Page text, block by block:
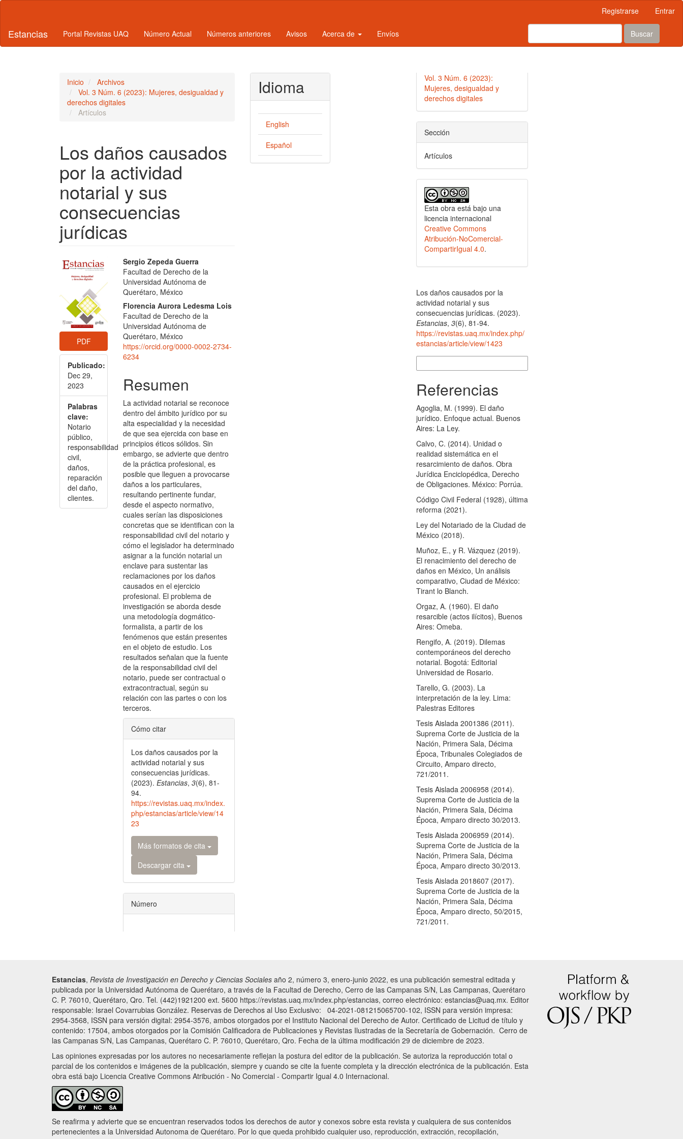
principal
Barra
Registrarse Entrar
Estancias Portal Revistas UAQ Número Actual Números anteriores Avisos Acerca de Envíos Buscar
Inicio
Archivos
Vol. 3 Núm. 6 (2023): Mujeres, desigualdad y
derechos digitales
Artículos
Los daños causados
por la actividad
notarial y sus
consecuencias
jurídicas
Barra
lateral
del
artículo
PDF
Publicado:
Dec 29,
2023
Palabras
clave:
Notario
público,
responsabilidad
civil,
daños,
reparación
del daño,
clientes.
Contenido
principal
del
artículo
Sergio Zepeda Guerra
Facultad de Derecho de la
Universidad Autónoma de
Querétaro, México
Florencia Aurora Ledesma Lois
Facultad de Derecho de la
Universidad Autónoma de
Querétaro, México
https://orcid.org/0000-0002-2734-
6234
Resumen
La actividad notarial se reconoce
dentro del ámbito jurídico por su
alta especialidad y la necesidad
de que sea ejercida con base en
principios éticos sólidos. Sin
embargo, se advierte que dentro
de la práctica profesional, es
posible que lleguen a provocarse
daños a los particulares,
resultando pertinente fundar,
desde el aspecto normativo,
cuales serían las disposiciones
concretas que se identifican con la
responsabilidad civil del notario y
cómo el legislador ha determinado
asignar a la función notarial un
enclave para sustentar las
reclamaciones por los daños
causados en el ejercicio
profesional. El problema de
investigación se aborda desde
una metodología dogmático-
formalista, a partir de los
fenómenos que están presentes
en el objeto de estudio. Los
resultados señalan que la fuente
de la responsabilidad civil del
notario, puede ser contractual o
extracontractual, según su
relación con las partes o con los
terceros.
Detalles
del
artículo
Cómo citar
Los daños causados por la
actividad notarial y sus
consecuencias jurídicas.
(2023).Estancias,3(6), 81-
94.
https://revistas.uaq.mx/index.
php/estancias/article/view/14
23
Más formatos de cita
Descargar cita
Número
Vol. 3 Núm. 6 (2023):
Mujeres, desigualdad y
derechos digitales
Sección
Artículos
Esta obra está bajo una
licencia internacional
Creative Commons
Atribución-NoComercial-
CompartirIgual 4.0.
Los daños causados por la
actividad notarial y sus
consecuencias jurídicas. (2023).
Estancias,3(6), 81-94.
https://revistas.uaq.mx/index.php/
estancias/article/view/1423
Referencias
Agoglia, M. (1999). El daño
jurídico. Enfoque actual. Buenos
Aires: La Ley.
Calvo, C. (2014). Unidad o
realidad sistemática en el
resarcimiento de daños. Obra
Jurídica Enciclopédica, Derecho
de Obligaciones. México: Porrúa.
Código Civil Federal (1928), última
reforma (2021).
Ley del Notariado de la Ciudad de
México (2018).
Muñoz, E., y R. Vázquez (2019).
El renacimiento del derecho de
daños en México, Un análisis
comparativo, Ciudad de México:
Tirant lo Blanch.
Orgaz, A. (1960). El daño
resarcible (actos ilícitos), Buenos
Aires: Omeba.
Rengifo, A. (2019). Dilemas
contemporáneos del derecho
notarial. Bogotá: Editorial
Universidad de Rosario.
Tarello, G. (2003). La
interpretación de la ley. Lima:
Palestras Editores
Tesis Aislada 2001386 (2011).
Suprema Corte de Justicia de la
Nación, Primera Sala, Décima
Época, Tribunales Colegiados de
Circuito, Amparo directo,
721/2011.
Tesis Aislada 2006958 (2014).
Suprema Corte de Justicia de la
Nación, Primera Sala, Décima
Época, Amparo directo 30/2013.
Tesis Aislada 2006959 (2014).
Suprema Corte de Justicia de la
Nación, Primera Sala, Décima
Época, Amparo directo 30/2013.
Tesis Aislada 2018607 (2017).
Suprema Corte de Justicia de la
Nación, Primera Sala, Décima
Época, Amparo directo, 50/2015,
721/2011.
Idioma
English
Español
Estancias, Revista de Investigación en Derecho y Ciencias Sociales año 2, número 3, enero-junio 2022, es una publicación semestral editada y
publicada por la Universidad Autónoma de Querétaro, a través de la Facultad de Derecho, Cerro de las Campanas S/N, Las Campanas, Querétaro
C. P. 76010, Querétaro, Qro. Tel. (442)1921200 ext. 5600 https://revistas.uaq.mx/index.php/estancias, correo electrónico: estancias@uaq.mx. Editor
responsable: Israel Covarrubias González. Reservas de Derechos al Uso Exclusivo: 04-2021-081215065700-102, ISSN para versión impresa:
2954-3568, ISSN para versión digital: 2954-3576, ambos otorgados por el Instituto Nacional del Derecho de Autor. Certificado de Licitud de título y
contenido: 17504, ambos otorgados por la Comisión Calificadora de Publicaciones y Revistas Ilustradas de la Secretaría de Gobernación. Cerro de
las Campanas S/N, Las Campanas, Querétaro C. P. 76010, Querétaro, Qro. Fecha de la última modificación 29 de diciembre de 2023.
Las opiniones expresadas por los autores no necesariamente reflejan la postura del editor de la publicación. Se autoriza la reproducción total o
parcial de los contenidos e imágenes de la publicación, siempre y cuando se cite la fuente completa y la dirección electrónica de la publicación. Esta
obra está bajo Licencia Creative Commons Atribución - No Comercial - Compartir Igual 4.0 Internacional.
Se reafirma y advierte que se encuentran reservados todos los derechos de autor y conexos sobre esta revista y cualquiera de sus contenidos
pertenecientes a la Universidad Autonoma de Querétaro. Por lo que queda prohibido cualquier uso, reproducción, extracción, recopilación,